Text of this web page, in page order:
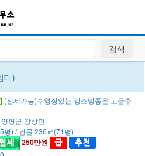
검색
대)
(전세가능)수영장있는 강조망좋은 고급주
평군 강상면
평) / 건물 236㎡(71평)
250만원